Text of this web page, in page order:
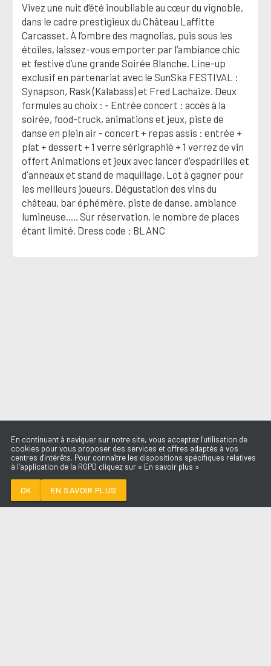
Vivez une nuit d’été inoubliable au cœur du vignoble,
dans le cadre prestigieux du Château Laffitte
Carcasset. À l’ombre des magnolias, puis sous les
étoiles, laissez-vous emporter par l’ambiance chic
et festive d’une grande Soirée Blanche. Line-up
exclusif en partenariat avec le SunSka FESTIVAL :
Synapson, Rask (Kalabass) et Fred Lachaize. Deux
formules au choix : - Entrée concert : accès à la
soirée, food-truck, animations et jeux, piste de
danse en plein air - concert + repas assis : entrée +
plat + dessert + 1 verre sérigraphié + 1 verrez de vin
offert Animations et jeux avec lancer d'espadrilles et
d'anneaux et stand de maquillage. Lot à gagner pour
les meilleurs joueurs. Dégustation des vins du
château, bar éphémère, piste de danse, ambiance
lumineuse,.... Sur réservation, le nombre de places
étant limité. Dress code : BLANC
En continuant à naviguer sur notre site, vous acceptez l'utilisation de
cookies pour vous proposer des services et offres adaptés à vos
centres d'intérêts. Pour connaître les dispositions spécifiques relatives
à l’application de la RGPD cliquez sur « En savoir plus »
OK EN SAVOIR PLUS